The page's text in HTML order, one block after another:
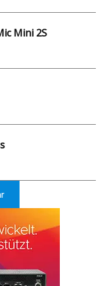
Mini 2S